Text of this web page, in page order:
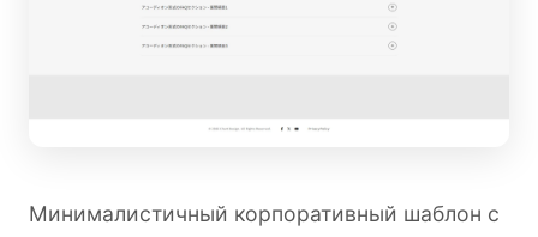
Минималистичный корпоративный шаблон с